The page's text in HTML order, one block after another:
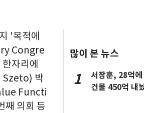
'목적에
Congre
자리에
Szeto) 박
Functi
의회 등
많이 본 뉴스
1
서장훈, 28억에
건물 450억 내